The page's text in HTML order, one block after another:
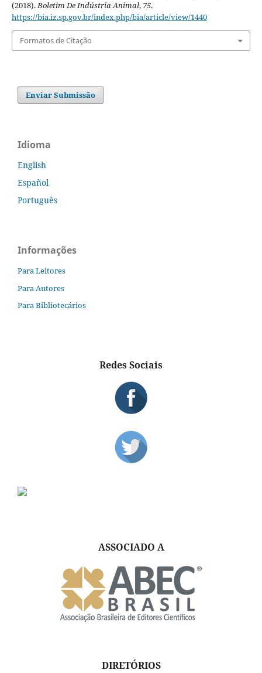
(2018).Boletim De Indústria Animal, 75.
https://bia.iz.sp.gov.br/index.php/bia/article/view/1440
Formatos de Citação
Enviar Submissão
Idioma
English
Español
Português
Informações
Para Leitores
Para Autores
Para Bibliotecários
Redes Sociais
ASSOCIADO A
DIRETÓRIOS